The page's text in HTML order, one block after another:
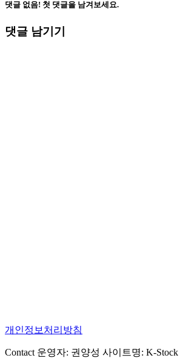
댓글 없음! 첫 댓글을 남겨보세요.
댓글 남기기
개인정보처리방침
Contact 운영자: 권양성 사이트명: K-